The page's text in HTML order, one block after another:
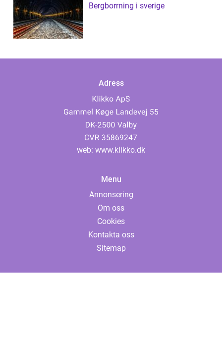
Bergborrning i sverige
Adress
web: www.klikko.dk
Menu
Annonsering
Om oss
Cookies
Kontakta oss
Sitemap